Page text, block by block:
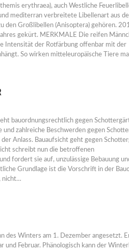
erythraea), auch Westliche
mediterran verbreitete Libellenart aus
den Großlibellen (Anisoptera) gehören.
gekürt. MERKMALE Die reifen
Intensität der Rotfärbung offenbar mit der
So wirken mitteleuropäische Tiere
bauordnungsrechtlich gegen
und zahlreiche Beschwerden gegen
Anlass. Bauaufsicht geht gegen
schreibt nun die betroffenen
fordert sie auf, unzulässige Bebauung
Grundlage ist die Vorschrift in der
nicht…
des Winters am 1. Dezember angesetzt.
und Februar. Phänologisch kann der